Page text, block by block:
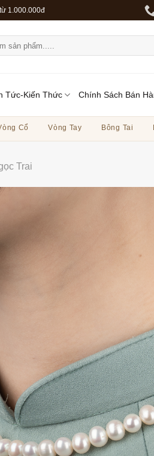
1.000.000đ
Tức-Kiến Thức Chính Sách Bán
Cổ Vòng Tay Bông Tai
Trai